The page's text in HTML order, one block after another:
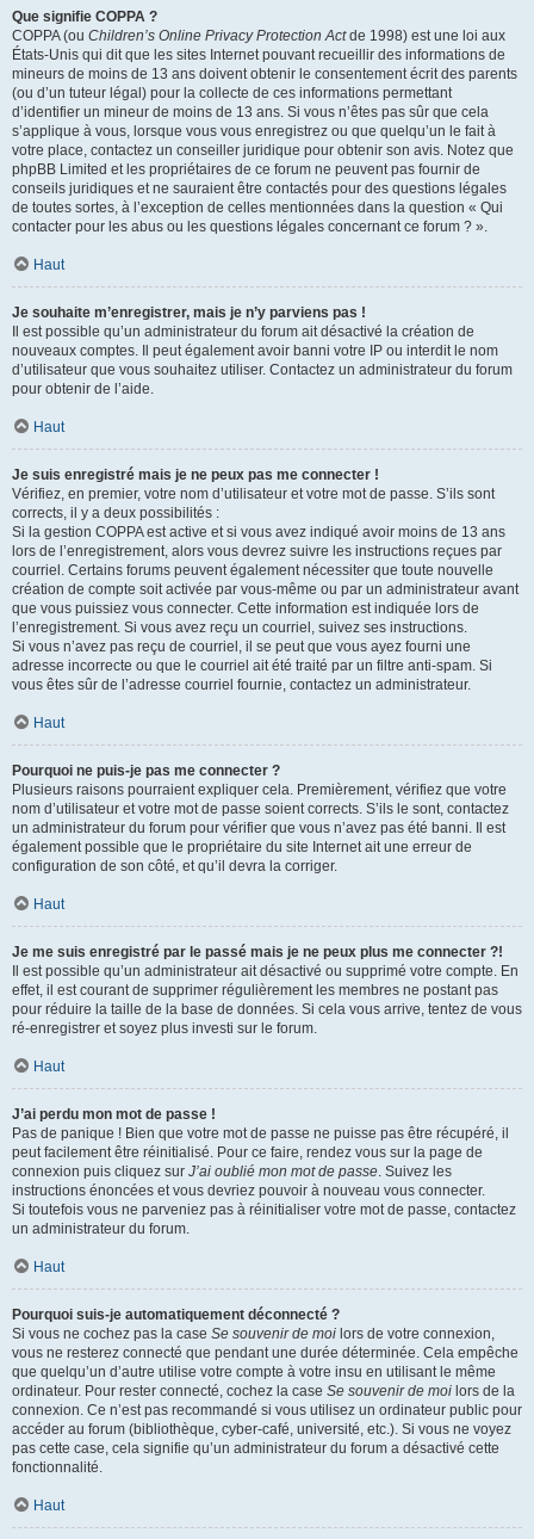
Que signifie COPPA ?
COPPA (ou Children’s Online Privacy Protection Actde 1998) est une loi aux
États-Unis qui dit que les sites Internet pouvant recueillir des informations de
mineurs de moins de 13 ans doivent obtenir le consentement écrit des parents
(ou d’un tuteur légal) pour la collecte de ces informations permettant
d’identifier un mineur de moins de 13 ans. Si vous n’êtes pas sûr que cela
s’applique à vous, lorsque vous vous enregistrez ou que quelqu’un le fait à
votre place, contactez un conseiller juridique pour obtenir son avis. Notez que
phpBB Limited et les propriétaires de ce forum ne peuvent pas fournir de
conseils juridiques et ne sauraient être contactés pour des questions légales
de toutes sortes, à l’exception de celles mentionnées dans la question « Qui
contacter pour les abus ou les questions légales concernant ce forum ? ».
Haut
Je souhaite m’enregistrer, mais je n’y parviens pas !
Il est possible qu’un administrateur du forum ait désactivé la création de
nouveaux comptes. Il peut également avoir banni votre IP ou interdit le nom
d’utilisateur que vous souhaitez utiliser. Contactez un administrateur du forum
pour obtenir de l’aide.
Haut
Je suis enregistré mais je ne peux pas me connecter !
Vérifiez, en premier, votre nom d’utilisateur et votre mot de passe. S’ils sont
corrects, il y a deux possibilités :
Si la gestion COPPA est active et si vous avez indiqué avoir moins de 13 ans
lors de l’enregistrement, alors vous devrez suivre les instructions reçues par
courriel. Certains forums peuvent également nécessiter que toute nouvelle
création de compte soit activée par vous-même ou par un administrateur avant
que vous puissiez vous connecter. Cette information est indiquée lors de
l’enregistrement. Si vous avez reçu un courriel, suivez ses instructions.
Si vous n’avez pas reçu de courriel, il se peut que vous ayez fourni une
adresse incorrecte ou que le courriel ait été traité par un filtre anti-spam. Si
vous êtes sûr de l’adresse courriel fournie, contactez un administrateur.
Haut
Pourquoi ne puis-je pas me connecter ?
Plusieurs raisons pourraient expliquer cela. Premièrement, vérifiez que votre
nom d’utilisateur et votre mot de passe soient corrects. S’ils le sont, contactez
un administrateur du forum pour vérifier que vous n’avez pas été banni. Il est
également possible que le propriétaire du site Internet ait une erreur de
configuration de son côté, et qu’il devra la corriger.
Haut
Je me suis enregistré par le passé mais je ne peux plus me connecter ?!
Il est possible qu’un administrateur ait désactivé ou supprimé votre compte. En
effet, il est courant de supprimer régulièrement les membres ne postant pas
pour réduire la taille de la base de données. Si cela vous arrive, tentez de vous
ré-enregistrer et soyez plus investi sur le forum.
Haut
J’ai perdu mon mot de passe !
Pas de panique ! Bien que votre mot de passe ne puisse pas être récupéré, il
peut facilement être réinitialisé. Pour ce faire, rendez vous sur la page de
connexion puis cliquez sur J’ai oublié mon mot de passe. Suivez les
instructions énoncées et vous devriez pouvoir à nouveau vous connecter.
Si toutefois vous ne parveniez pas à réinitialiser votre mot de passe, contactez
un administrateur du forum.
Haut
Pourquoi suis-je automatiquement déconnecté ?
Si vous ne cochez pas la case Se souvenir de moi lors de votre connexion,
vous ne resterez connecté que pendant une durée déterminée. Cela empêche
que quelqu’un d’autre utilise votre compte à votre insu en utilisant le même
ordinateur. Pour rester connecté, cochez la case Se souvenir de moi lors de la
connexion. Ce n’est pas recommandé si vous utilisez un ordinateur public pour
accéder au forum (bibliothèque, cyber-café, université, etc.). Si vous ne voyez
pas cette case, cela signifie qu’un administrateur du forum a désactivé cette
fonctionnalité.
Haut